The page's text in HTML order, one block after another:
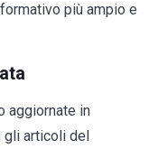
più ampio e
aggiornate in
gli articoli del